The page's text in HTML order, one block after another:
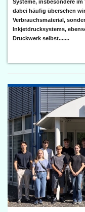
Systeme, insbesondere
dabei häufig übersehen
Verbrauchsmaterial,
Inkjetdrucksystems,
Druckwerk selbst.......